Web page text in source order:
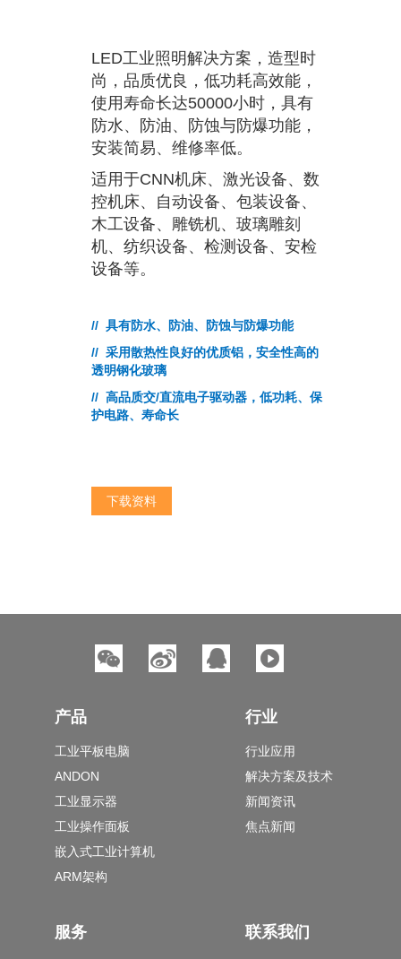
LED工业照明解决方案，造型时
尚，品质优良，低功耗高效能，
使用寿命长达50000小时，具有
防水、防油、防蚀与防爆功能，
安装简易、维修率低。
适用于CNN机床、激光设备、数
控机床、自动设备、包装设备、
木工设备、雕铣机、玻璃雕刻
机、纺织设备、检测设备、安检
设备等。
// 具有防水、防油、防蚀与防爆功能
// 采用散热性良好的优质铝，安全性高的
透明钢化玻璃
// 高品质交/直流电子驱动器，低功耗、保
护电路、寿命长
下载资料
产品
工业平板电脑
ANDON
工业显示器
工业操作面板
嵌入式工业计算机
ARM架构
行业
行业应用
解决方案及技术
新闻资讯
焦点新闻
服务 联系我们